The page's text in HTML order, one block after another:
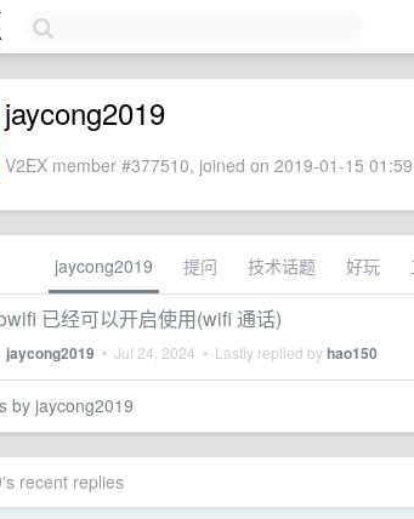
jaycong2019
V2EX member #377510, joined on 2019-01-15
jaycong2019 提问 技术话题 好玩
已经可以开启使用(wifi 通话)
jaycong2019 • Jul 24, 2024 • Lastly replied byhao150
by jaycong2019
recent replies